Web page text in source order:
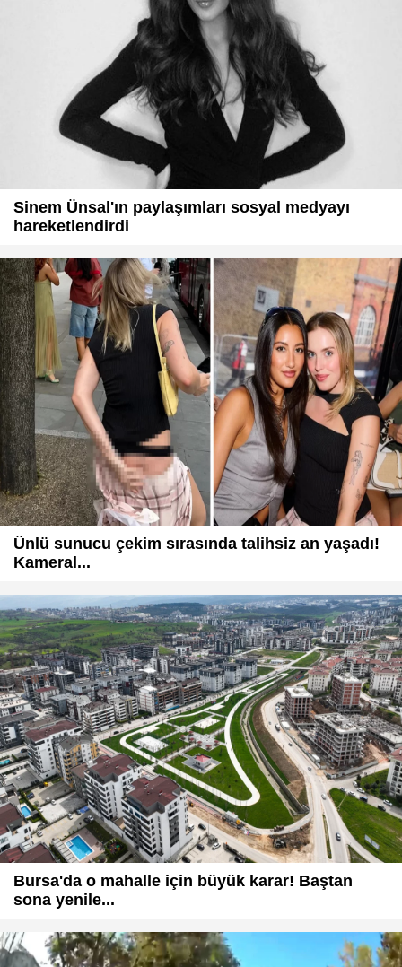
Sinem Ünsal'ın paylaşımları sosyal medyayı
hareketlendirdi
Ünlü sunucu çekim sırasında talihsiz an yaşadı!
Kameral...
Bursa'da o mahalle için büyük karar! Baştan
sona yenile...